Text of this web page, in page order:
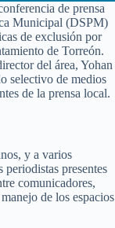
de prensa
Municipal (DSPM)
de exclusión por
de Torreón.
del área, Yohan
selectivo de medios
de la prensa local.
y a varios
presentes
comunicadores,
de los espacios